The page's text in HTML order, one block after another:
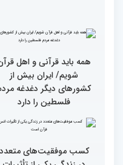
دوره مسابقات بین المللی
قرآن کریم (بخش دوم)
گزارش تصویری بازدید
متسابقین چهلمین دوره
مسابقات بین المللی قرآن
کریم از حسینیه جماران